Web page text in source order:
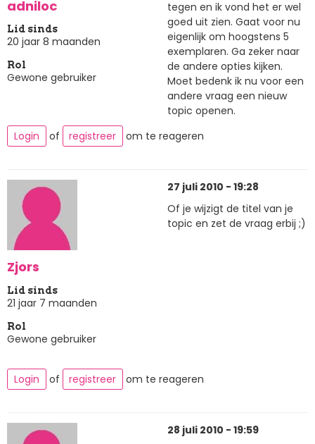
adniloc
Lid sinds
20 jaar 8 maanden
Rol
Gewone gebruiker
tegen en ik vond het er wel
goed uit zien. Gaat voor nu
eigenlijk om hoogstens 5
exemplaren. Ga zeker naar
de andere opties kijken.
Moet bedenk ik nu voor een
andere vraag een nieuw
topic openen.
Login
of registreer om te reageren
Zjors
Lid sinds
21 jaar 7 maanden
Rol
Gewone gebruiker
27 juli 2010 - 19:28
Of je wijzigt de titel van je
topic en zet de vraag erbij ;)
Login of registreer om te reageren
28 juli 2010 - 19:59